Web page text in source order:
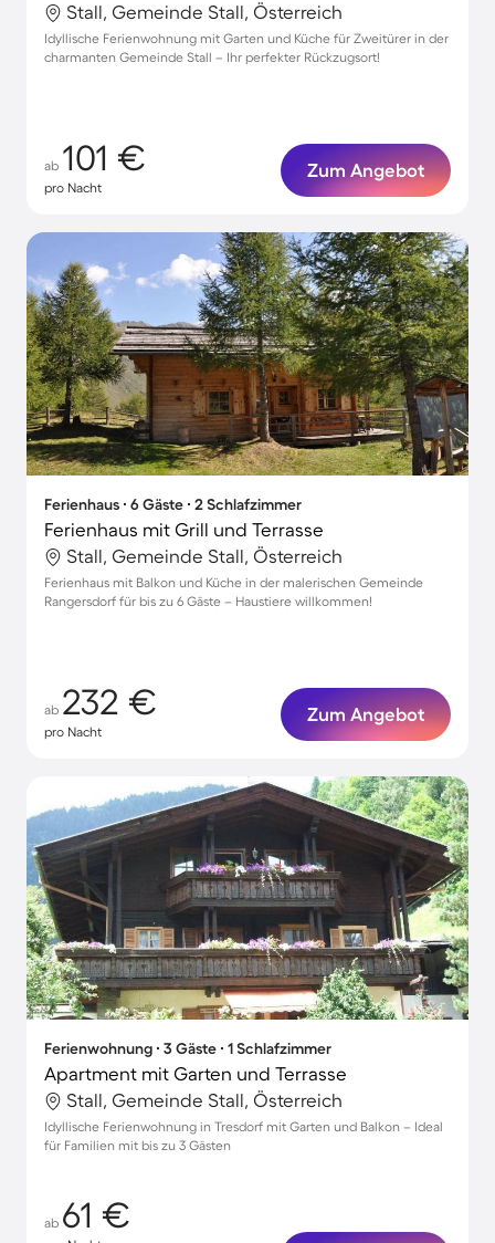
Stall, Gemeinde Stall, Österreich
Idyllische Ferienwohnung mit Garten und Küche für Zweitürer in der
charmanten Gemeinde Stall – Ihr perfekter Rückzugsort!
ab 101 €
pro Nacht
Zum Angebot
Ferienhaus ∙ 6 Gäste ∙ 2 Schlafzimmer
Ferienhaus mit Grill und Terrasse
Stall, Gemeinde Stall, Österreich
Ferienhaus mit Balkon und Küche in der malerischen Gemeinde
Rangersdorf für bis zu 6 Gäste – Haustiere willkommen!
ab 232 €
pro Nacht
Zum Angebot
Ferienwohnung ∙ 3 Gäste ∙ 1 Schlafzimmer
Apartment mit Garten und Terrasse
Stall, Gemeinde Stall, Österreich
Idyllische Ferienwohnung in Tresdorf mit Garten und Balkon – Ideal
für Familien mit bis zu 3 Gästen
ab 61 €